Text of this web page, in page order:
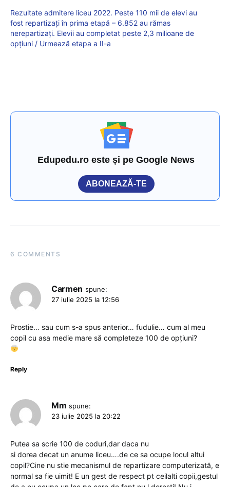
Rezultate admitere liceu 2022. Peste 110 mii de elevi au
fost repartizați în prima etapă – 6.852 au rămas
nerepartizați. Elevii au completat peste 2,3 milioane de
opțiuni / Urmează etapa a II-a
Edupedu.ro este și pe Google News
ABONEAZĂ-TE
6 COMMENTS
Carmen spune:
27 iulie 2025 la 12:56
Prostie… sau cum s-a spus anterior… fudulie… cum al meu
copil cu asa medie mare să completeze 100 de opțiuni?
Reply
Mm spune:
23 iulie 2025 la 20:22
Putea sa scrie 100 de coduri,dar daca nu
si dorea decat un anume liceu….de ce sa ocupe locul altui
copil?Cine nu stie mecanismul de repartizare computerizată, e
normal sa fie uimit! E un gest de respect pt ceilalti copii,gestul